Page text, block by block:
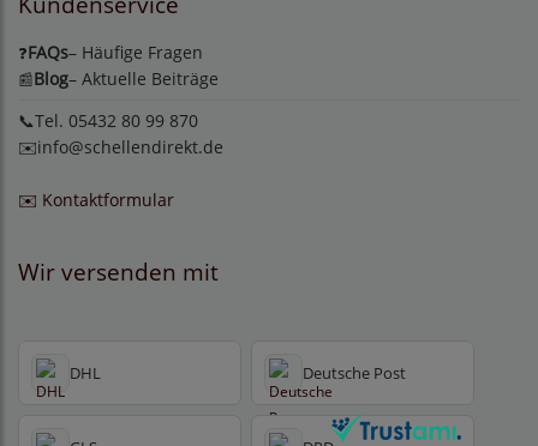
❓FAQs– Häufige Fragen
📰Blog– Aktuelle Beiträge
📞Tel. 05432 80 99 870
✉️info@schellendirekt.de
✉️ Kontaktformular
Wir versenden mit
DHL Deutsche Post